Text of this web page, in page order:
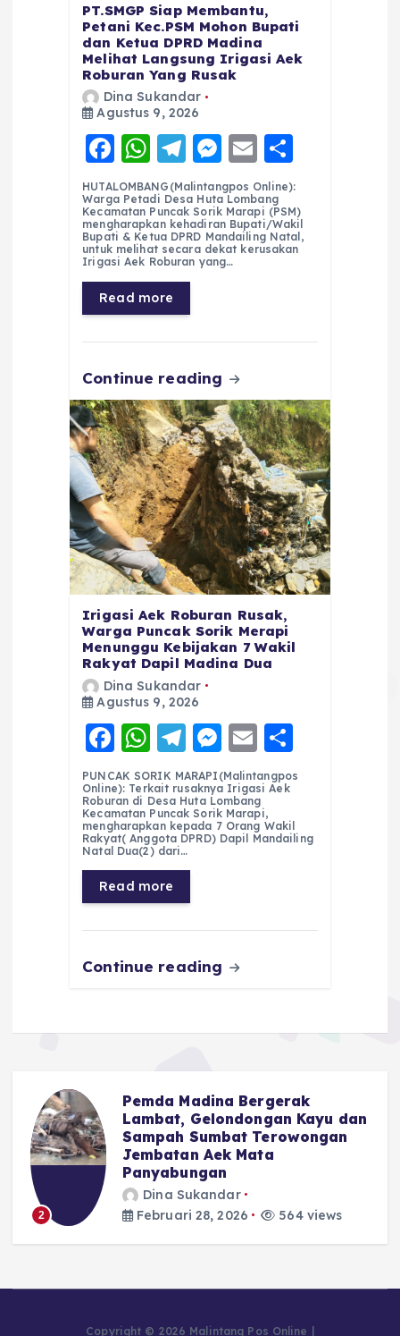
PT.SMGP Siap Membantu,
Petani Kec.PSM Mohon Bupati
dan Ketua DPRD Madina
Melihat Langsung Irigasi Aek
Roburan Yang Rusak
Dina Sukandar
Agustus 9, 2026
F
a
c
e
b
o
o
k
W
h
a
ts
A
p
p
T
el
e
g
r
a
m
M
e
ss
e
n
E
m
ai
l
h
a
re
HUTALOMBANG(Malintangpos Online):
Warga Petadi Desa Huta Lombang
Kecamatan Puncak Sorik Marapi (PSM)
mengharapkan kehadiran Bupati/Wakil
Bupati & Ketua DPRD Mandailing Natal,
untuk melihat secara dekat kerusakan
Irigasi Aek Roburan yang…
Read more
Continue reading
Irigasi Aek Roburan Rusak,
Warga Puncak Sorik Merapi
Menunggu Kebijakan 7 Wakil
Rakyat Dapil Madina Dua
Dina Sukandar
Agustus 9, 2026
F
a
c
e
b
o
o
k
W
h
a
ts
A
p
p
T
el
e
g
r
a
m
M
e
ss
e
n
E
m
ai
l
h
re
PUNCAK SORIK MARAPI(Malintangpos
Online): Terkait rusaknya Irigasi Aek
Roburan di Desa Huta Lombang
Kecamatan Puncak Sorik Marapi,
mengharapkan kepada 7 Orang Wakil
Rakyat( Anggota DPRD) Dapil Mandailing
Natal Dua(2) dari…
Read more
Continue reading
Pemda Madina Bergerak
Lambat, Gelondongan Kayu dan
Sampah Sumbat Terowongan
Jembatan Aek Mata
Panyabungan
Dina Sukandar
Februari 28, 2026
564 views
Copyright © 2026 Malintang Pos Online |